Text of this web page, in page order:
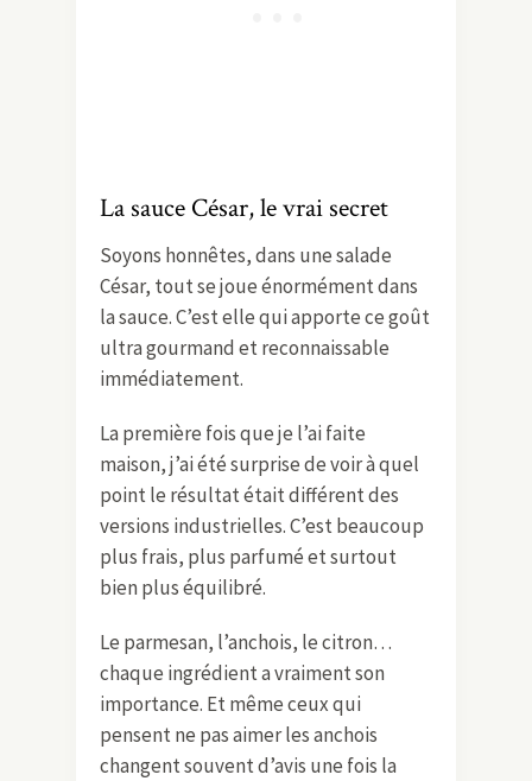
La sauce César, le vrai secret
Soyons honnêtes, dans une salade
César, tout se joue énormément dans
la sauce. C’est elle qui apporte ce goût
ultra gourmand et reconnaissable
immédiatement.
La première fois que je l’ai faite
maison, j’ai été surprise de voir à quel
point le résultat était différent des
versions industrielles. C’est beaucoup
plus frais, plus parfumé et surtout
bien plus équilibré.
Le parmesan, l’anchois, le citron…
chaque ingrédient a vraiment son
importance. Et même ceux qui
pensent ne pas aimer les anchois
changent souvent d’avis une fois la